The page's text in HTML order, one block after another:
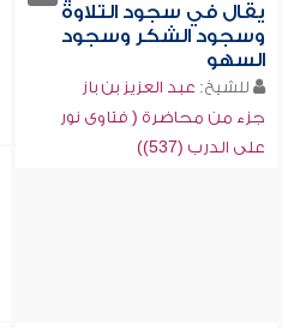
يقال في سجود التلاوة
وسجود الشكر وسجود
السهو
للشيخ: عبد العزيز بن باز
جزء من محاضرة ( فتاوى نور
على الدرب (537))